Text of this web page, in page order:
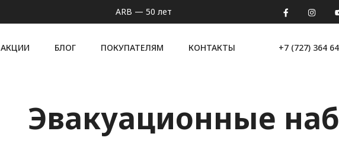
ARB — 50 лет
АКЦИИ БЛОГ ПОКУПАТЕЛЯМ КОНТАКТЫ +7 (727) 364
Эвакуационные